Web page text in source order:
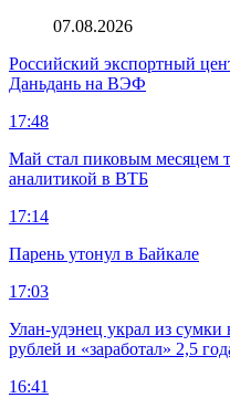
07.08.2026
Российский экспортный
Даньдань на ВЭФ
17:48
Май стал пиковым месяцем
аналитикой в ВТБ
17:14
Парень утонул в Байкале
17:03
Улан-удэнец украл из сумки
рублей и «заработал» 2,5
16:41